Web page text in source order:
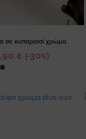
σε κυπαρισσί χρώμα
(-30%)
€